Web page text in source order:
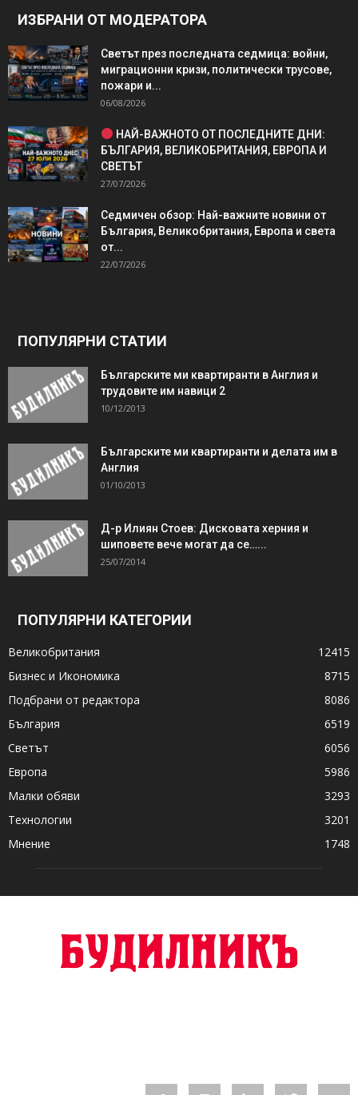
ИЗБРАНИ ОТ МОДЕРАТОРА
Светът през последната седмица: войни,
миграционни кризи, политически трусове,
пожари и...
06/08/2026
НАЙ-ВАЖНОТО ОТ ПОСЛЕДНИТЕ ДНИ:
БЪЛГАРИЯ, ВЕЛИКОБРИТАНИЯ, ЕВРОПА И
СВЕТЪТ
27/07/2026
Седмичен обзор: Най-важните новини от
България, Великобритания, Европа и света
от...
22/07/2026
ПОПУЛЯРНИ СТАТИИ
Българските ми квартиранти в Англия и
трудовите им навици 2
10/12/2013
Българските ми квартиранти и делата им в
Англия
01/10/2013
Д-р Илиян Стоев: Дисковата херния и
шиповете вече могат да се…...
25/07/2014
ПОПУЛЯРНИ КАТЕГОРИИ
Великобритания
12415
Бизнес и Икономика
8715
Подбрани от редактора
8086
България
6519
Светът
6056
Европа
5986
Малки обяви
3293
Технологии
3201
Мнение
1748